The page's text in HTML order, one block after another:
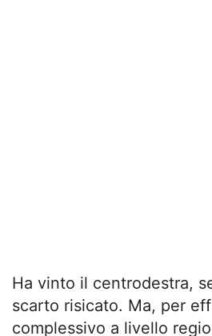
Ha vinto il centrodestra,
scarto risicato. Ma, per
complessivo a livello